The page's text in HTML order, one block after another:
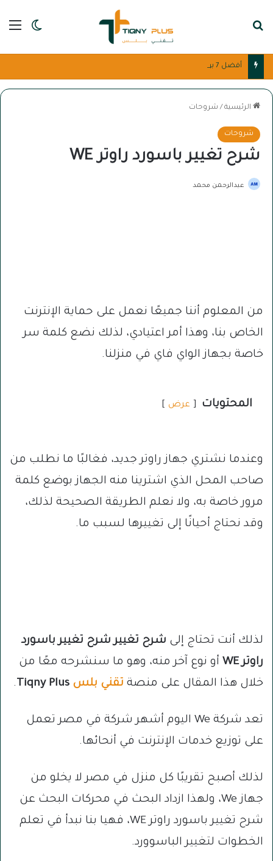
الوضع
أفضل 7 بوابات الدفع الإلكتروني للعرب للمتاجر
الرئيسية / شروحات
شروحات
شرح تغيير باسورد راوتر WE
عبدالرحمن محمد
من المعلوم أننا جميعًا نعمل على حماية الإنترنت
الخاص بنا، وهذا أمر اعتيادي، لذلك نضع كلمة سر
خاصة بجهاز الواي فاي في منزلنا.
المحتويات عرض
وعندما نشتري جهاز راوتر جديد، فغالبًا ما نطلب من
صاحب المحل الذي اشترينا منه الجهاز بوضع كلمة
مرور خاصة به، ولا نعلم الطريقة الصحيحة لذلك،
وقد نحتاج أحيانًا إلى تغييرها لسبب ما.
لذلك أنت تحتاج إلى شرح تغيير شرح تغيير باسورد
راوتر WE
أو نوع آخر منه، وهو ما سنشرحه معًا من
خلال هذا المقال على منصة تقني بلس .
تعد شركة We اليوم أشهر شركة في مصر تعمل
على توزيع خدمات الإنترنت في أنحائها.
لذلك أصبح تقريبًا كل منزل في مصر لا يخلو من
جهاز We، ولهذا ازداد البحث في محركات البحث عن
شرح تغيير باسورد راوتر WE، فهيا بنا نبدأ في تعلم
الخطوات لتغيير الباسوورد.